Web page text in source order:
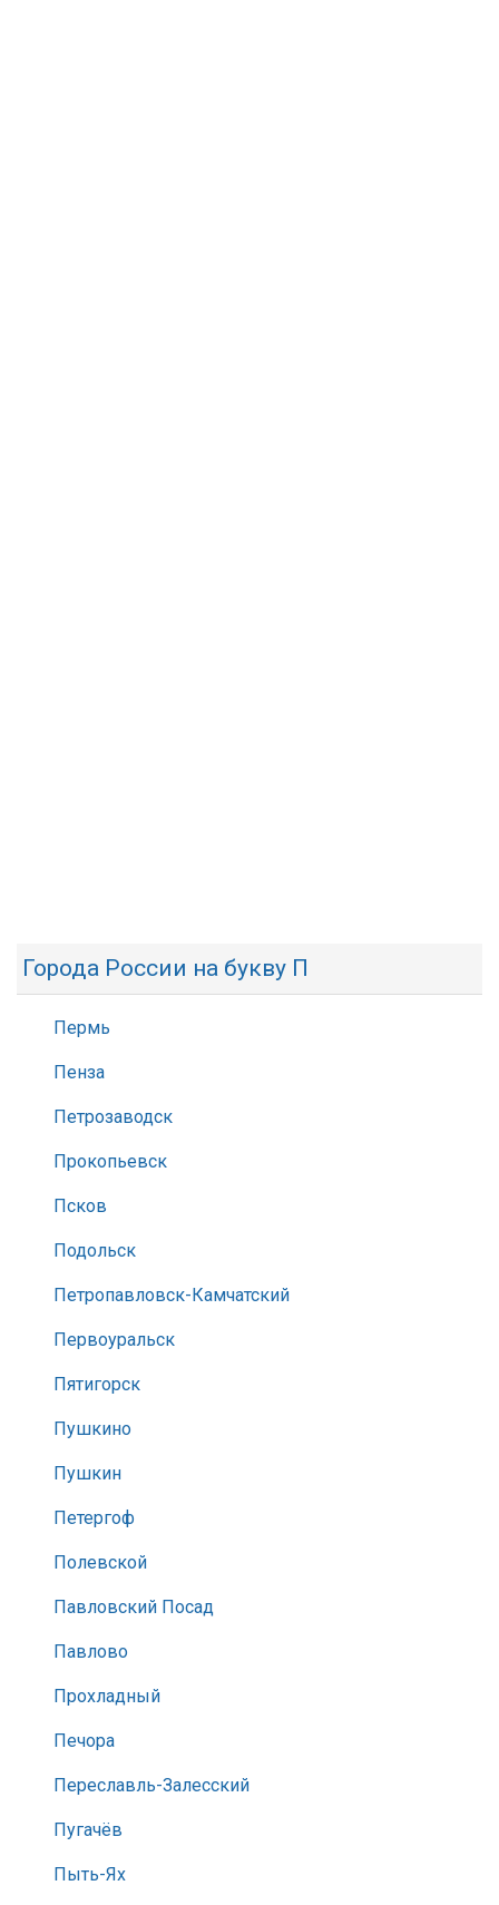
Города России на букву П
Пермь
Пенза
Петрозаводск
Прокопьевск
Псков
Подольск
Петропавловск-Камчатский
Первоуральск
Пятигорск
Пушкино
Пушкин
Петергоф
Полевской
Павловский Посад
Павлово
Прохладный
Печора
Переславль-Залесский
Пугачёв
Пыть-Ях